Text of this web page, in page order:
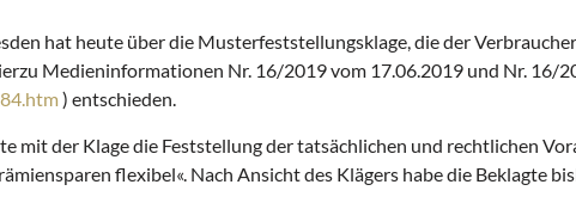
hat heute über die Musterfeststellungsklage, die der
Medieninformationen Nr. 16/2019 vom 17.06.2019 und Nr. 16/
) entschieden.
mit der Klage die Feststellung der tatsächlichen und rechtlichen
flexibel«. Nach Ansicht des Klägers habe die Beklagte